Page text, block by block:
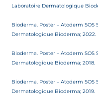
Laboratoire Dermatologique
Bioderma. Poster – Atoderm SOS
Dermatologique Bioderma; 2022.
Bioderma. Poster – Atoderm SOS
Dermatologique Bioderma; 2018.
Bioderma. Poster – Atoderm SOS
Dermatologique Bioderma; 2019.